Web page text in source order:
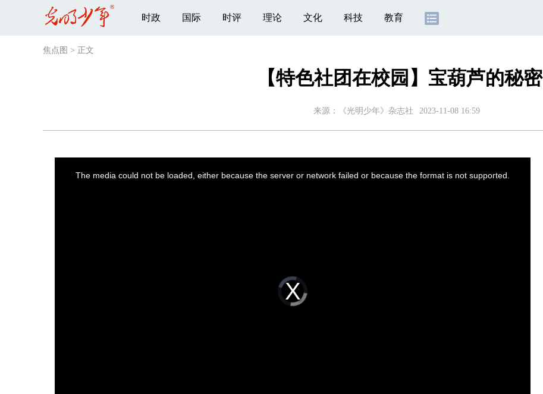
时政 国际 时评 理论 文化 科技 教育
焦点图 > 正文
【特色社团在校园】宝葫芦的秘密
来源：《光明少年》杂志社 2023-11-08 16:59
Video
Player
loading.
The media could not be loaded, either because the server or network failed or because the format is not supported.